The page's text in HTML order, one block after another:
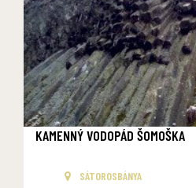
KAMENNÝ VODOPÁD ŠOMOŠKA
SÁTOROSBÁNYA